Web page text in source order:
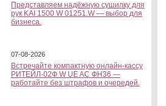
Представляем надёжную сушилку для
рук KAI 1500 W 01251.W — выбор для
бизнеса.
07-08-2026
Встречайте компактную онлайн-кассу
РИТЕЙЛ-02Ф W UE AC ФН36 —
работайте без штрафов и очередей.